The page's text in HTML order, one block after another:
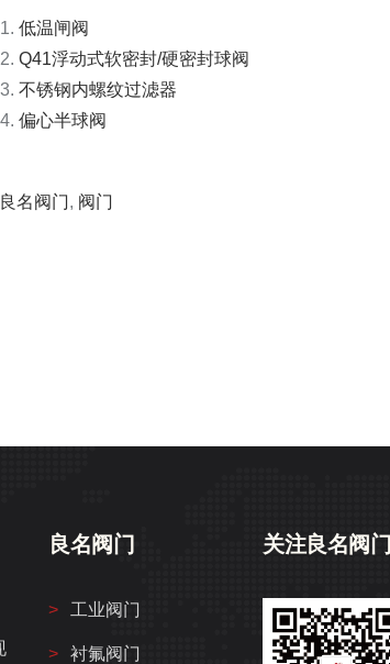
低温闸阀
Q41浮动式软密封/硬密封球阀
不锈钢内螺纹过滤器
偏心半球阀
名阀门, 阀门
良名阀门
工业阀门
衬氟阀门
关注良名阀门